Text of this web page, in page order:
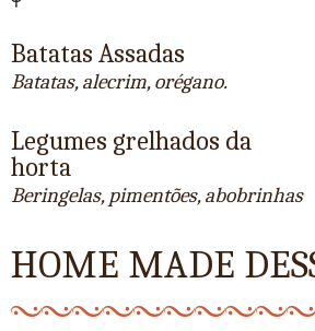
Batatas Assadas
Batatas, alecrim, orégano.
Legumes grelhados da
horta
Beringelas, pimentões, abobrinhas
HOME MADE